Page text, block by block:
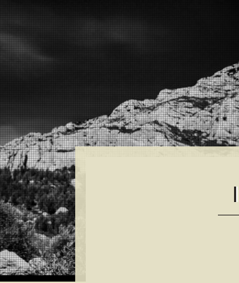
I